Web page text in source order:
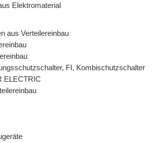
Elektromaterial
aus Verteilereinbau
FI, Kombischutzschalter
ELECTRIC